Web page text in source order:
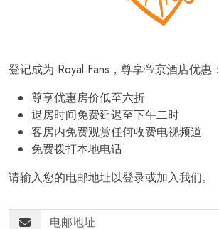
登记成为 Royal Fans，尊享帝京酒店优惠：
尊享优惠房价低至六折
退房时间免费延迟至下午二时
客房内免费观赏任何收费电视频道
免费拨打本地电话
请输入您的电邮地址以登录或加入我们。